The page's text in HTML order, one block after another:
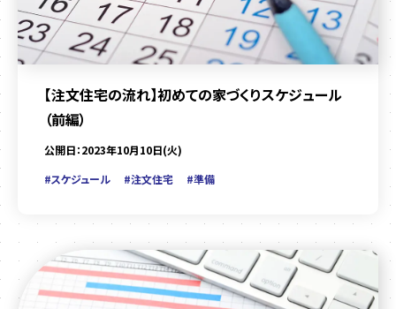
【注文住宅の流れ】初めての家づくりスケジュール
（前編）
公開日：2023年10月10日(火)
#スケジュール
#注文住宅 #準備